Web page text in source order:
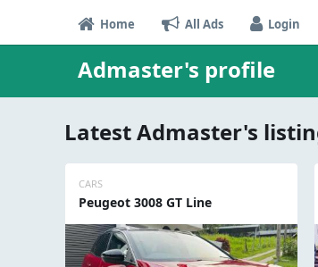
Home All Ads Login
Admaster's profile
Latest Admaster's
CARS
Peugeot 3008 GT Line